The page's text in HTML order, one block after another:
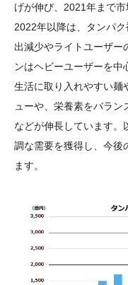
げが伸び、2021年まで
2022年以降は、タンパ
出減少やライトユーザー
ンはヘビーユーザーを中
生活に取り入れやすい麺
ューや、栄養素をバラ
などが伸長しています。
調な需要を獲得し、今後
ます。